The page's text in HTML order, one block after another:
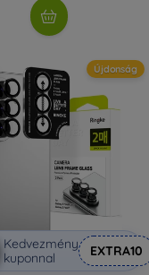
Újdonság
Kedvezmény
kuponnal
EXTRA10